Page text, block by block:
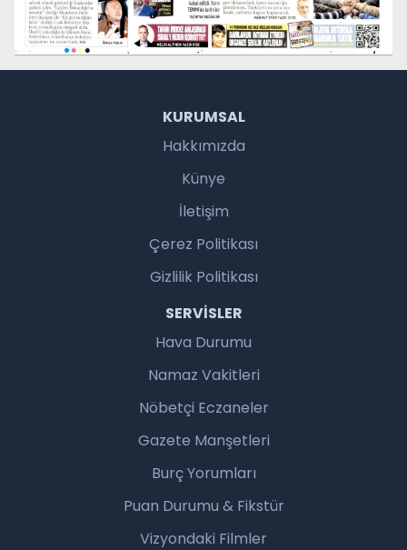
KURUMSAL
Hakkımızda
Künye
İletişim
Çerez Politikası
Gizlilik Politikası
SERVISLER
Hava Durumu
Namaz Vakitleri
Nöbetçi Eczaneler
Gazete Manşetleri
Burç Yorumları
Puan Durumu & Fikstür
Vizyondaki Filmler